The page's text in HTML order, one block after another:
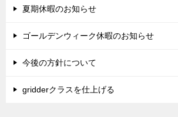
夏期休暇のお知らせ
ゴールデンウィーク休暇のお知らせ
今後の方針について
gridderクラスを仕上げる